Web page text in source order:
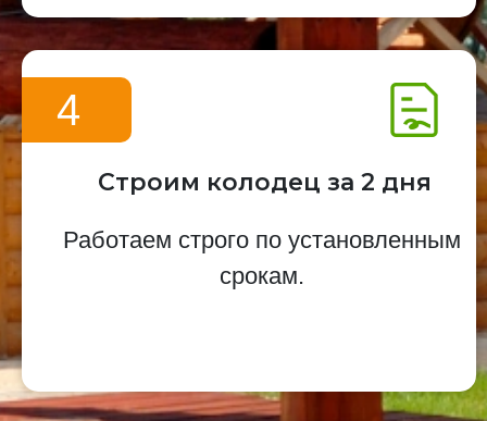
4
Строим колодец за 2 дня
Работаем строго по установленным
срокам.